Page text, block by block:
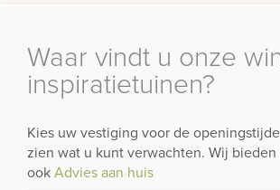
Waar vindt u onze
inspiratietuinen?
Kies uw vestiging voor de
zien wat u kunt verwachten. Wij
ookAdvies aan huis